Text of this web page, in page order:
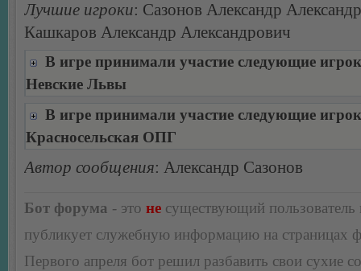
Лучшие игроки: Сазонов Александр
Кашкаров Александр Александрович
В игре принимали участие следующие
Невские Львы
В игре принимали участие следующие
Красносельская ОПГ
Автор сообщения: Александр Сазонов
Бот форума - это не существующий пользователь
публикует служебную информацию на страницах
Первого апреля бот решил разбавить свои сухие